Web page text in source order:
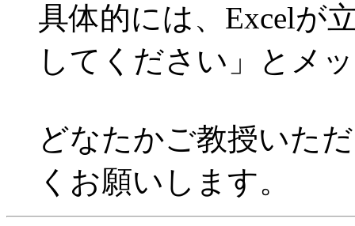
具体的には、Excelが
してください」とメ
どなたかご教授いた
くお願いします。